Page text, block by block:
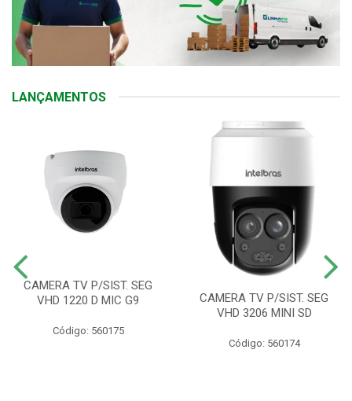
LANÇAMENTOS
CAMERA TV P/SIST. SEG
VHD 1220 D MIC G9
Código: 560175
CAMERA TV P/SIST. SEG
VHD 3206 MINI SD
Código: 560174